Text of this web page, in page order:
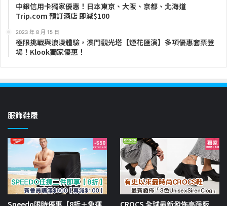
中銀信用卡獨家優惠！日本東京、大阪、京都、北海道
Trip.com 預訂酒店 即減$100
2023 年 8 月 15 日
極限挑戰與浪漫體驗，澳門觀光塔【煙花匯演】多項優惠套票登
場！Klook獨家優惠！
服飾鞋履
Speedo限時優惠【8折＋免運
CROCS 全球最新發佈高踭版